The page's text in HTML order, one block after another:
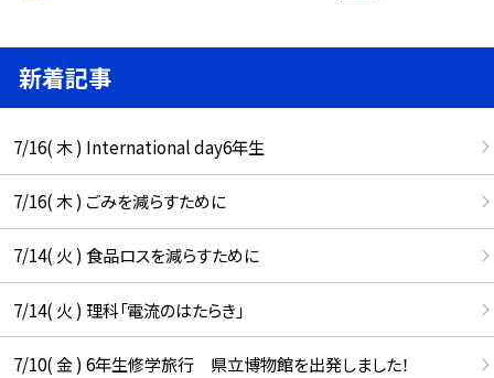
新着記事
7/16( 木 ) International day6年生
7/16( 木 ) ごみを減らすために
7/14( 火 ) 食品ロスを減らすために
7/14( 火 ) 理科「電流のはたらき」
7/10( 金 ) 6年生修学旅行 県立博物館を出発しました！